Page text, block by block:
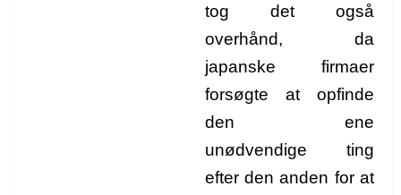
tog det også
overhånd, da
japanske firmaer
forsøgte at opfinde
den ene
unødvendige ting
efter den anden for at